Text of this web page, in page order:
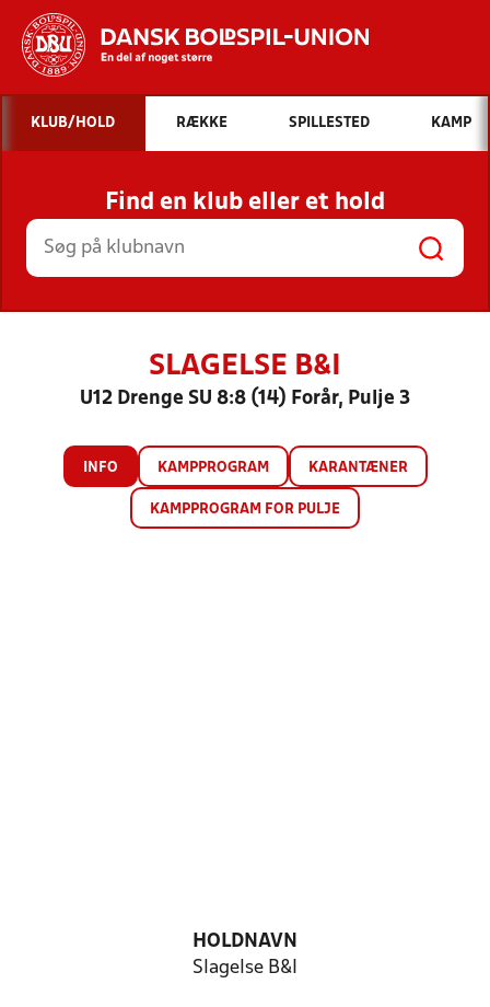
Hvad vil du søge efter?
INDHOLD OG NYHEDER
STILLINGER, RESULTATER, KLUBBER OG
HOLD
KLUB/HOLD RÆKKE SPILLESTED KAMP
Find en klub eller et hold
SLAGELSE B&I
U12 Drenge SU 8:8 (14) Forår, Pulje 3
INFO KAMPPROGRAM KARANTÆNER
KAMPPROGRAM FOR PULJE
HOLDNAVN
Slagelse B&I